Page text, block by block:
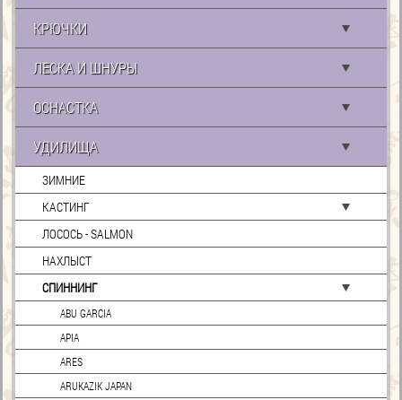
КРЮЧКИ
ЛЕСКА И ШНУРЫ
ОСНАСТКА
УДИЛИЩА
ЗИМНИЕ
КАСТИНГ
ЛОСОСЬ - SALMON
НАХЛЫСТ
СПИННИНГ
ABU GARCIA
APIA
ARES
ARUKAZIK JAPAN